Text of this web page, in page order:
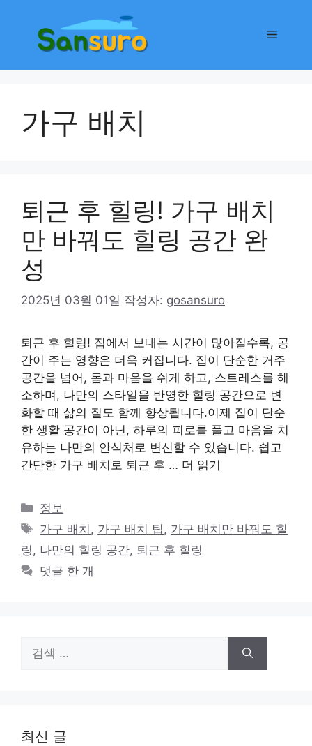
메
가구 배치
퇴근 후 힐링! 가구 배치
만 바꿔도 힐링 공간 완
성
2025년 03월 01일 작성자: gosansuro
퇴근 후 힐링! 집에서 보내는 시간이 많아질수록, 공
간이 주는 영향은 더욱 커집니다. 집이 단순한 거주
공간을 넘어, 몸과 마음을 쉬게 하고, 스트레스를 해
소하며, 나만의 스타일을 반영한 힐링 공간으로 변
화할 때 삶의 질도 함께 향상됩니다.이제 집이 단순
한 생활 공간이 아닌, 하루의 피로를 풀고 마음을 치
유하는 나만의 안식처로 변신할 수 있습니다. 쉽고
간단한 가구 배치로 퇴근 후 … 더 읽기
카
테
고
리
정보
태
그
가구 배치 , 가구 배치 팁 , 가구 배치만 바꿔도 힐
링 , 나만의 힐링 공간, 퇴근 후 힐링
댓글 한 개
색:
최신 글